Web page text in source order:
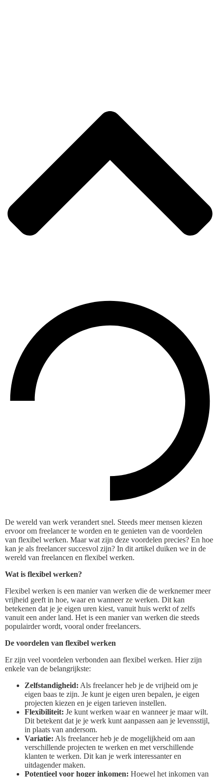
De wereld van werk verandert snel. Steeds meer mensen kiezen
ervoor om freelancer te worden en te genieten van de voordelen
van flexibel werken. Maar wat zijn deze voordelen precies? En hoe
kan je als freelancer succesvol zijn? In dit artikel duiken we in de
wereld van freelancen en flexibel werken.
Wat is flexibel werken?
Flexibel werken is een manier van werken die de werknemer meer
vrijheid geeft in hoe, waar en wanneer ze werken. Dit kan
betekenen dat je je eigen uren kiest, vanuit huis werkt of zelfs
vanuit een ander land. Het is een manier van werken die steeds
populairder wordt, vooral onder freelancers.
De voordelen van flexibel werken
Er zijn veel voordelen verbonden aan flexibel werken. Hier zijn
enkele van de belangrijkste:
Zelfstandigheid: Als freelancer heb je de vrijheid om je
eigen baas te zijn. Je kunt je eigen uren bepalen, je eigen
projecten kiezen en je eigen tarieven instellen.
Flexibiliteit: Je kunt werken waar en wanneer je maar wilt.
Dit betekent dat je je werk kunt aanpassen aan je levensstijl,
in plaats van andersom.
Variatie: Als freelancer heb je de mogelijkheid om aan
verschillende projecten te werken en met verschillende
klanten te werken. Dit kan je werk interessanter en
uitdagender maken.
Potentieel voor hoger inkomen: Hoewel het inkomen van